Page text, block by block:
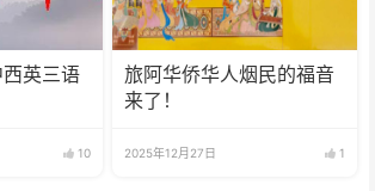
英三语
10
旅阿华侨华人烟民的福音
来了！
2025年12月27日 1